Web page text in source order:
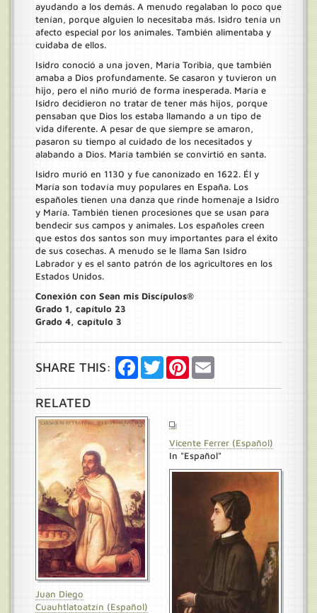
ayudando a los demás. A menudo regalaban lo poco que
tenían, porque alguien lo necesitaba más. Isidro tenía un
afecto especial por los animales. También alimentaba y
cuidaba de ellos.
Isidro conoció a una joven, María Toribia, que también
amaba a Dios profundamente. Se casaron y tuvieron un
hijo, pero el niño murió de forma inesperada. María e
Isidro decidieron no tratar de tener más hijos, porque
pensaban que Dios los estaba llamando a un tipo de
vida diferente. A pesar de que siempre se amaron,
pasaron su tiempo al cuidado de los necesitados y
alabando a Dios. María también se convirtió en santa.
Isidro murió en 1130 y fue canonizado en 1622. Él y
María son todavía muy populares en España. Los
españoles tienen una danza que rinde homenaje a Isidro
y María. También tienen procesiones que se usan para
bendecir sus campos y animales. Los españoles creen
que estos dos santos son muy importantes para el éxito
de sus cosechas. A menudo se le llama San Isidro
Labrador y es el santo patrón de los agricultores en los
Estados Unidos.
Conexión con Sean mis Discípulos®
Grado 1, capítulo 23
Grado 4, capítulo 3
SHARE THIS: FacebookTwitterPinterest
RELATED
Juan Diego
Cuauhtlatoatzín (Español)
Vicente Ferrer (Español)
In "Español"